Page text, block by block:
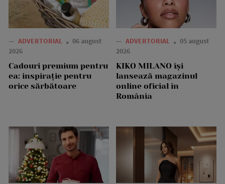
— ADVERTORIAL
06 august
2026
Cadouri premium pentru
ea: inspirație pentru
orice sărbătoare
— ADVERTORIAL
05 august
2026
KIKO MILANO își
lansează magazinul
online oficial în
România